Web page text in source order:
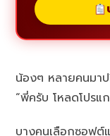
น้องๆ หลายคนมา
“พี่ครับ โหลดโปรแ
บางคนเลือกซอฟ